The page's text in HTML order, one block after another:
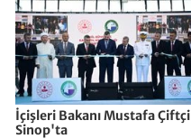
İçişleri Bakanı Mustafa Çiftçi
Sinop'ta